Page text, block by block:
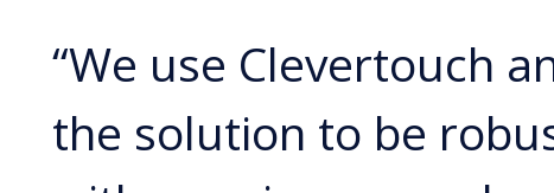
“We use Clevertouch
the solution to be